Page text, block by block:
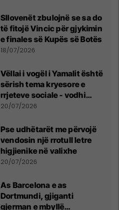
Sllovenët zbulojnë se sa do
të fitojë Vincic për gjykimin
e finales së Kupës së Botës
18/07/2026
Vëllai i vogël i Yamalit është
sërish tema kryesore e
rrjeteve sociale - vodhi
vëmendjen pas finales së
20/07/2026
Pse udhëtarët me përvojë
vendosin një rrotull letre
higjienike në valixhe
20/07/2026
As Barcelona e as
Dortmundi, gjiganti
gjerman e mbyllë